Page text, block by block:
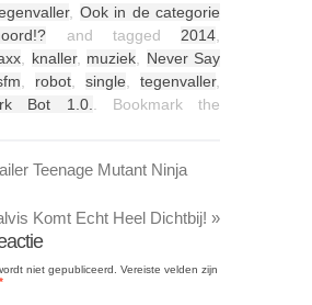
, Ook in de categorie
and tagged 2014,
, knaller, muziek, Never Say
, robot, single, tegenvaller,
Bot 1.0.. Bookmark the
Teenage Mutant Ninja
Komt Echt Heel Dichtbij! »
niet gepubliceerd. Vereiste velden zijn
*